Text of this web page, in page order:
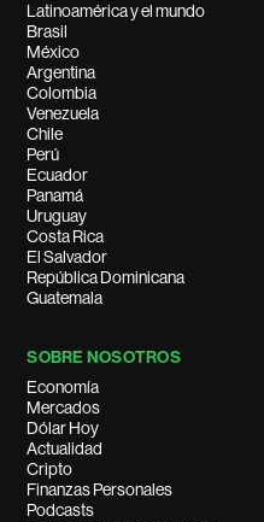
Latinoamérica y el mundo
Brasil
México
Argentina
Colombia
Venezuela
Chile
Perú
Ecuador
Panamá
Uruguay
Costa Rica
El Salvador
República Dominicana
Guatemala
SOBRE NOSOTROS
Economía
Mercados
Dólar Hoy
Actualidad
Cripto
Finanzas Personales
Podcasts